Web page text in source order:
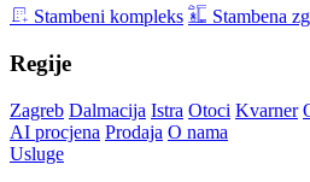
Stambeni kompleks Stambena
Regije
Zagreb Dalmacija Istra Otoci Kvarner
AI procjena Prodaja O nama
Usluge